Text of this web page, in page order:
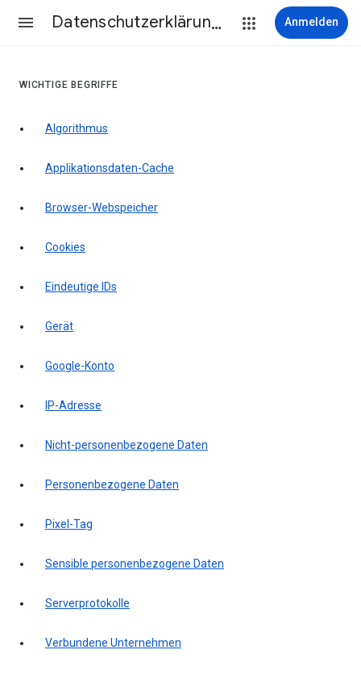
Datenschutzerklärung & Nutzungsbedingungen Anmelden
WICHTIGE BEGRIFFE
Algorithmus
Applikationsdaten-Cache
Browser-Webspeicher
Cookies
Eindeutige IDs
Gerät
Google-Konto
IP-Adresse
Nicht-personenbezogene Daten
Personenbezogene Daten
Pixel-Tag
Sensible personenbezogene Daten
Serverprotokolle
Verbundene Unternehmen